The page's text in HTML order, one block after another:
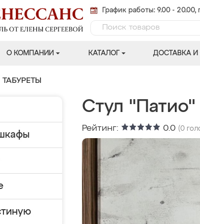
График работы: 9.00 - 20.00,
О КОМПАНИИ КАТАЛОГ ДОСТАВКА И
Стул "Патио"
Рейтинг: 0.0 (0